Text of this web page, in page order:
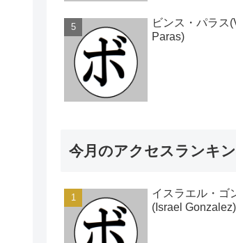
ビンス・パラス
Paras)
今月のアクセスランキ
イスラエル・ゴ
(Israel Gonzalez)